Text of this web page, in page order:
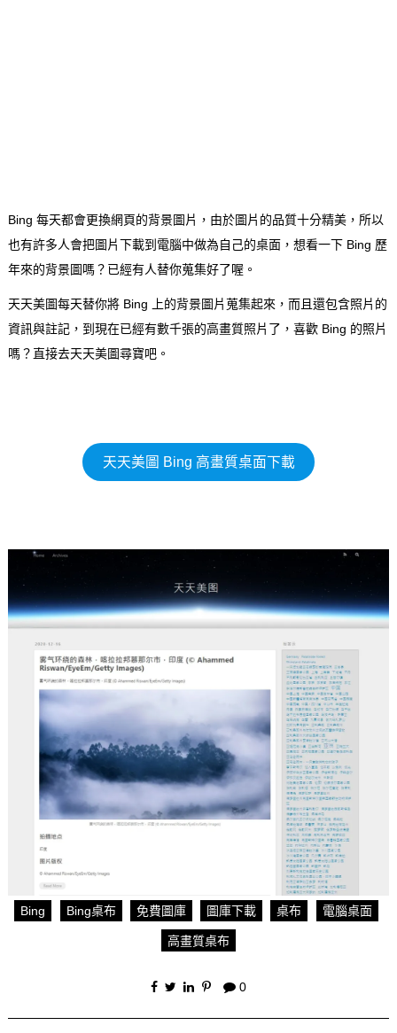
Bing 每天都會更換網頁的背景圖片，由於圖片的品質十分精美，所以
也有許多人會把圖片下載到電腦中做為自己的桌面，想看一下 Bing 歷
年來的背景圖嗎？已經有人替你蒐集好了喔。
天天美圖每天替你將 Bing 上的背景圖片蒐集起來，而且還包含照片的
資訊與註記，到現在已經有數千張的高畫質照片了，喜歡 Bing 的照片
嗎？直接去天天美圖尋寶吧。
天天美圖 Bing 高畫質桌面下載
Bing Bing桌布 免費圖庫 圖庫下載 桌布 電腦桌面
高畫質桌布
0